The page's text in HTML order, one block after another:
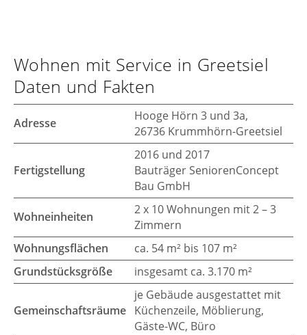
Wohnen mit Service in Greetsiel
Daten und Fakten
Adresse
Hooge Hörn 3 und 3a,
26736 Krummhörn-Greetsiel
Fertigstellung
2016 und 2017
Bauträger SeniorenConcept
Bau GmbH
Wohneinheiten
2 x 10 Wohnungen mit 2 – 3
Zimmern
Wohnungsflächen
ca. 54 m² bis 107 m²
Grundstücksgröße
insgesamt ca. 3.170 m²
Gemeinschaftsräume
je Gebäude ausgestattet mit
Küchenzeile, Möblierung,
Gäste-WC, Büro